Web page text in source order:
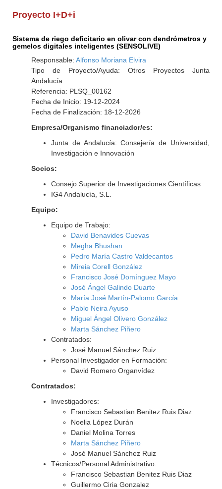
Proyecto I+D+i
Sistema de riego deficitario en olivar con dendrómetros y
gemelos digitales inteligentes (SENSOLIVE)
Responsable: Alfonso Moriana Elvira
Tipo de Proyecto/Ayuda: Otros Proyectos Junta
Andalucía
Referencia: PLSQ_00162
Fecha de Inicio: 19-12-2024
Fecha de Finalización: 18-12-2026
Empresa/Organismo financiador/es:
Junta de Andalucía: Consejería de Universidad,
Investigación e Innovación
Socios:
Consejo Superior de Investigaciones Científicas
IG4 Andalucía, S.L.
Equipo:
Equipo de Trabajo:
David Benavides Cuevas
Megha Bhushan
Pedro María Castro Valdecantos
Mireia Corell González
Francisco José Domínguez Mayo
José Ángel Galindo Duarte
María José Martín-Palomo García
Pablo Neira Ayuso
Miguel Ángel Olivero González
Marta Sánchez Piñero
Contratados:
José Manuel Sánchez Ruiz
Personal Investigador en Formación:
David Romero Organvídez
Contratados:
Investigadores:
Francisco Sebastian Benitez Ruis Diaz
Noelia López Durán
Daniel Molina Torres
Marta Sánchez Piñero
José Manuel Sánchez Ruiz
Técnicos/Personal Administrativo:
Francisco Sebastian Benitez Ruis Diaz
Guillermo Ciria Gonzalez